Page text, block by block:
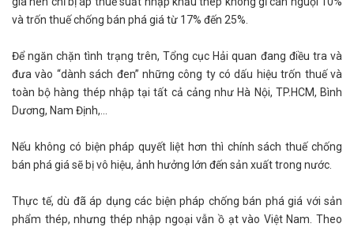
và trốn thuế chống bán phá giá từ 17% đến 25%.
Để ngăn chặn tình trạng trên, Tổng cục Hải quan đang điều tra và
đưa vào “dành sách đen” những công ty có dấu hiệu trốn thuế và
toàn bộ hàng thép nhập tại tất cả cảng như Hà Nội, TP.HCM, Bình
Dương, Nam Định,...
Nếu không có biện pháp quyết liệt hơn thì chính sách thuế chống
bán phá giá sẽ bị vô hiệu, ảnh hưởng lớn đến sản xuất trong nước.
Thực tế, dù đã áp dụng các biện pháp chống bán phá giá với sản
phẩm thép, nhưng thép nhập ngoại vẫn ồ ạt vào Việt Nam. Theo